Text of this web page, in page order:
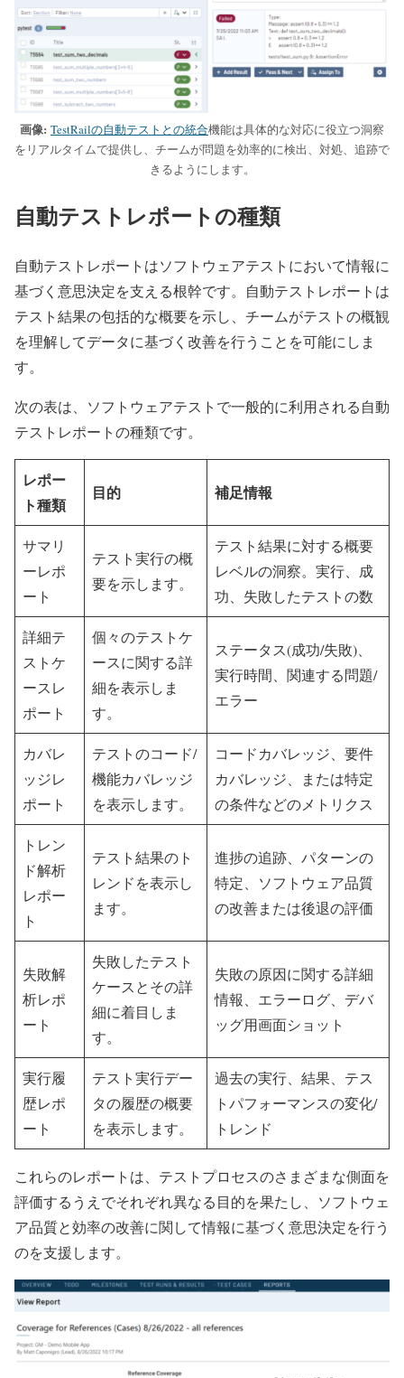
画像: TestRailの自動テストとの統合機能は具体的な対応に役立つ洞察
をリアルタイムで提供し、チームが問題を効率的に検出、対処、追跡で
きるようにします。
自動テストレポートの種類
自動テストレポートはソフトウェアテストにおいて情報に
基づく意思決定を支える根幹です。自動テストレポートは
テスト結果の包括的な概要を示し、チームがテストの概観
を理解してデータに基づく改善を行うことを可能にしま
す。
次の表は、ソフトウェアテストで一般的に利用される自動
テストレポートの種類です。
レポー
ト種類
目的 補足情報
サマリ
ーレポ
ート
テスト実行の概
要を示します。
テスト結果に対する概要
レベルの洞察。実行、成
功、失敗したテストの数
詳細テ
ストケ
ースレ
ポート
個々のテストケ
ースに関する詳
細を表示しま
す。
ステータス(成功/失敗)、
実行時間、関連する問題/
エラー
カバレ
ッジレ
ポート
テストのコード/
機能カバレッジ
を表示します。
コードカバレッジ、要件
カバレッジ、または特定
の条件などのメトリクス
トレン
ド解析
レポー
ト
テスト結果のト
レンドを表示し
ます。
進捗の追跡、パターンの
特定、ソフトウェア品質
の改善または後退の評価
失敗解
析レポ
ート
失敗したテスト
ケースとその詳
細に着目しま
す。
失敗の原因に関する詳細
情報、エラーログ、デバ
ッグ用画面ショット
実行履
歴レポ
ート
テスト実行デー
タの履歴の概要
を表示します。
過去の実行、結果、テス
トパフォーマンスの変化/
トレンド
これらのレポートは、テストプロセスのさまざまな側面を
評価するうえでそれぞれ異なる目的を果たし、ソフトウェ
ア品質と効率の改善に関して情報に基づく意思決定を行う
のを支援します。